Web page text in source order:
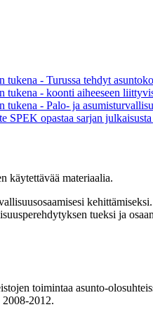
- Turussa tehdyt
- koonti aiheeseen
- Palo- ja
SPEK opastaa sarjan
käytettävää materiaalia.
tueksi ja
toimintaa asunto-
2008-2012.